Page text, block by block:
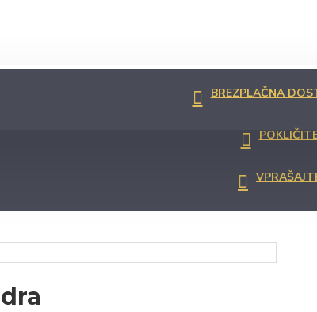
BREZPLAČNA